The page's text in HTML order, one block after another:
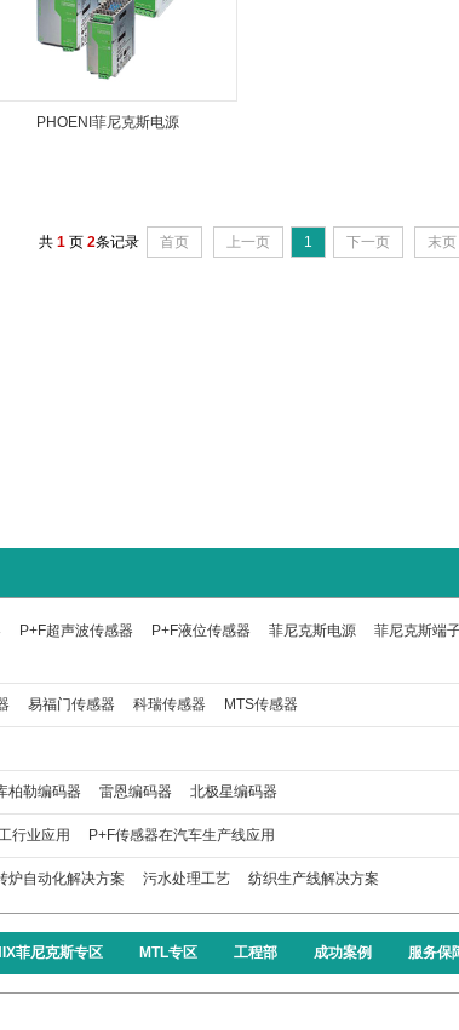
PHOENI菲尼克斯电源
共 1页 2条记录 首页 上一页 1 下一页 末页
P+F超声波传感器 P+F液位传感器 菲尼克斯电源 菲尼克斯端
易福门传感器 科瑞传感器 MTS传感器
柏勒编码器 雷恩编码器 北极星编码器
行业应用 P+F传感器在汽车生产线应用
炉自动化解决方案 污水处理工艺 纺织生产线解决方案
菲尼克斯专区 MTL专区 工程部 成功案例 服务保